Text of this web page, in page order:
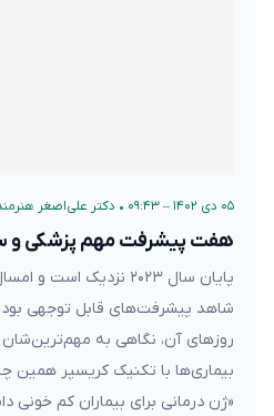
۰۵ دی ۱۴۰۲ – ۰۹:۴۳ • دکتر علی‌اصغر
هفت پیشرفت مهم پزشکی و
پایان سال ۲۰۲۳ نزدیک
شاهد پیشرفت‌های قابل توجهی
بیماری‌ها با تکنیک کریسپر
«ژن درمانی برای بیماران کم خونی